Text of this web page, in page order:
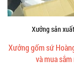
Xưởng sản
Xưởng gốm sứ
và mua